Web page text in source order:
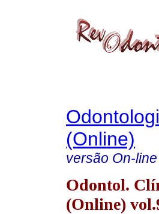
(Online)
versão On-line
Odontol.
(Online)